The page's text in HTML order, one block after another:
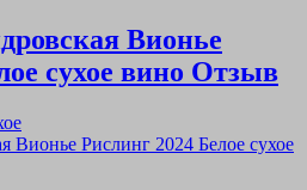
Вионье
сухое вино Отзыв